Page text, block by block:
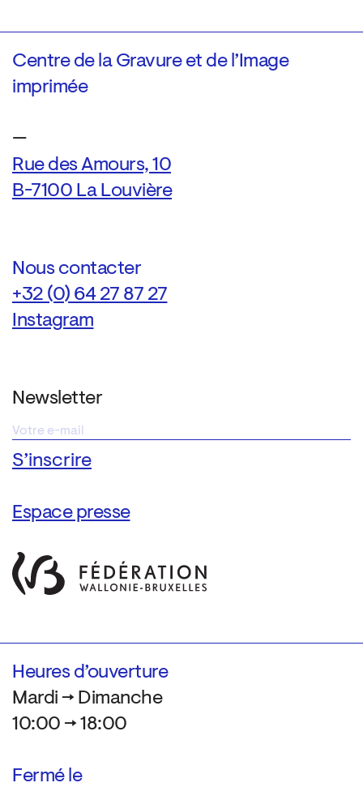
Centre de la Gravure et de l’Image
imprimée
—
Rue des Amours, 10
B-7100 La Louvière
Nous contacter
+32 (0) 64 27 87 27
Instagram
Newsletter
Espace presse
Heures d’ouverture
Mardi → Dimanche
10:00 → 18:00
Fermé le